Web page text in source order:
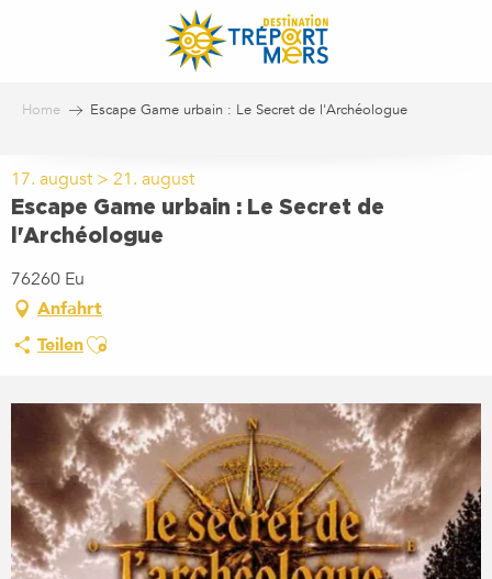
Home Escape Game urbain : Le Secret de l'Archéologue
17. august > 21. august
Escape Game urbain : Le Secret de
l'Archéologue
76260 Eu
Anfahrt
TeilenAjouter aux favoris